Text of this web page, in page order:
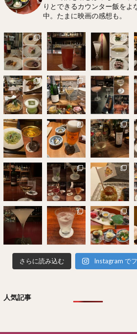
りとできるカウンター飯をよ
中。たまに映画の感想も。
さらに読み込む Instagram で
人気記事